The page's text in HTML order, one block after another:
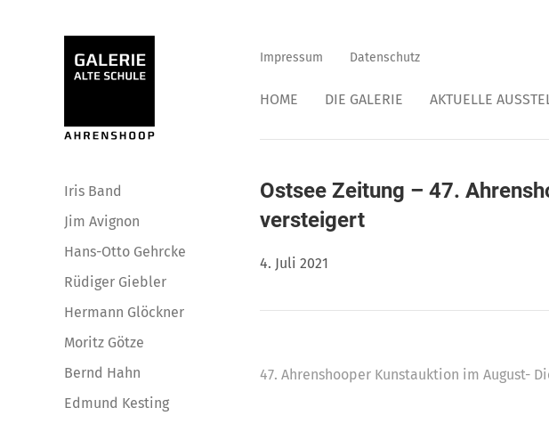
Impressum Datenschutz
HOME DIE GALERIE AKTUELLE
Iris Band
Jim Avignon
Hans-Otto Gehrcke
Rüdiger Giebler
Hermann Glöckner
Moritz Götze
Bernd Hahn
Edmund Kesting
Ostsee Zeitung – 47.
versteigert
4. Juli 2021
47. Ahrenshooper Kunstauktion im August-